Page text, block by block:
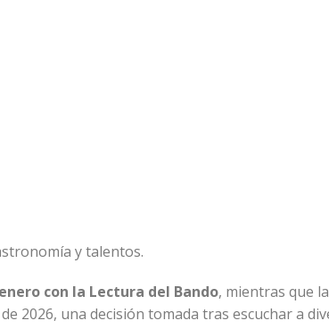
y talentos.
con la Lectura del Bando, mientras que
de 2026, una decisión tomada tras escuchar a